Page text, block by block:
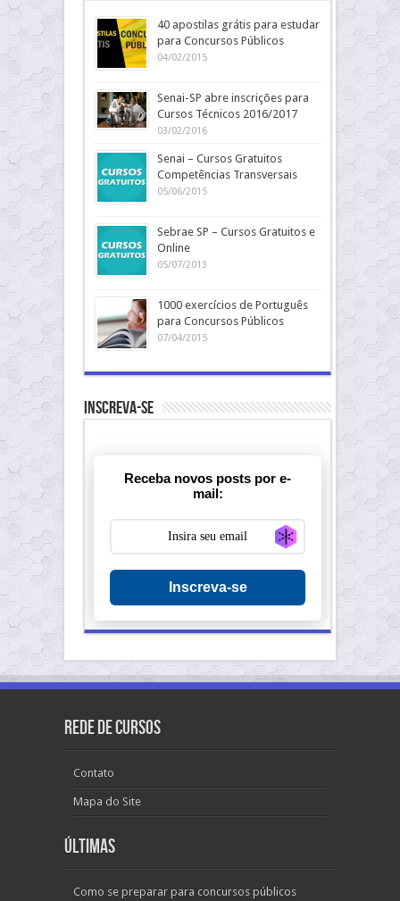
40 apostilas grátis para estudar
para Concursos Públicos
04/02/2015
Senai-SP abre inscrições para
Cursos Técnicos 2016/2017
03/02/2016
Senai – Cursos Gratuitos
Competências Transversais
05/06/2015
Sebrae SP – Cursos Gratuitos e
Online
05/07/2013
1000 exercícios de Português
para Concursos Públicos
07/04/2015
Inscreva-se
Receba novos posts por e-
mail:
Inscreva-se
Rede de Cursos
Contato
Mapa do Site
Últimas
Como se preparar para concursos públicos